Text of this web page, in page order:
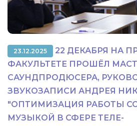
23.12.2025
22 ДЕКАБРЯ НА
ФАКУЛЬТЕТЕ ПРОШЁЛ
САУНДПРОДЮСЕРА,
ЗВУКОЗАПИСИ АНДРЕЯ
"ОПТИМИЗАЦИЯ РАБОТЫ
МУЗЫКОЙ В СФЕРЕ ТЕЛЕ-